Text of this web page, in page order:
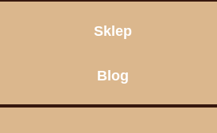
Sklep
Blog